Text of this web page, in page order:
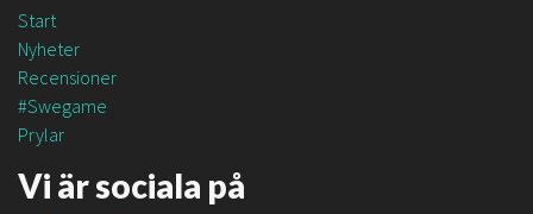
Start
Nyheter
Recensioner
#Swegame
Prylar
Vi är sociala på